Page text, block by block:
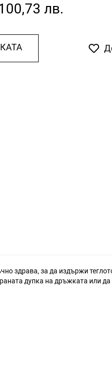
лв.
здрава, за да издържи
дупка на дръжката или